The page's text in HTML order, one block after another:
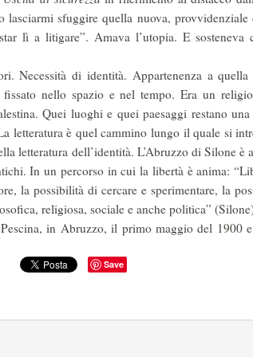
lasciarmi sfuggire quella nuova,
lì a litigare”. Amava l’utopia. E
di identità. Appartenenza a quella
fissato nello spazio e nel tempo. Era un
Quei luoghi e quei paesaggi restano
letteratura è quel cammino lungo il quale si
letteratura dell’identità. L’Abruzzo di Silone
In un percorso in cui la libertà è anima:
la possibilità di cercare e sperimentare, la
religiosa, sociale e anche politica”
in Abruzzo, il primo maggio del 1900
Save